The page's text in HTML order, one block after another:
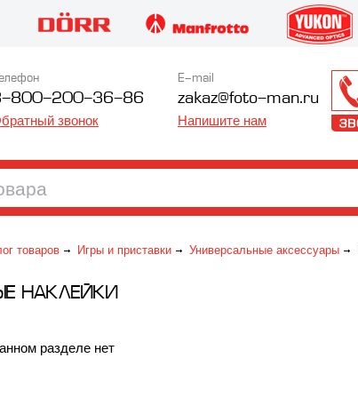
800-200-36-86
звонок
E-mail
zakaz@foto-man.ru
Напишите нам
товаров Игры и приставки Универсальные аксессуары
НАКЛЕЙКИ
разделе нет